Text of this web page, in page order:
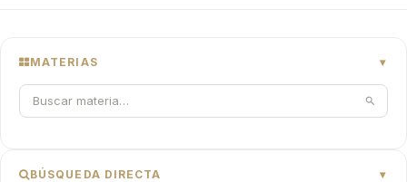
MATERIAS
BÚSQUEDA DIRECTA